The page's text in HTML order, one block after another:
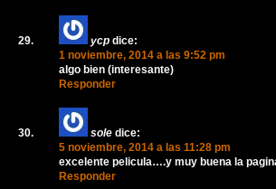
ycp dice:
1 noviembre, 2014 a las 9:52 pm
algo bien (interesante)
Responder
sole dice:
5 noviembre, 2014 a las 11:28 pm
excelente pelicula….y muy buena la
Responder